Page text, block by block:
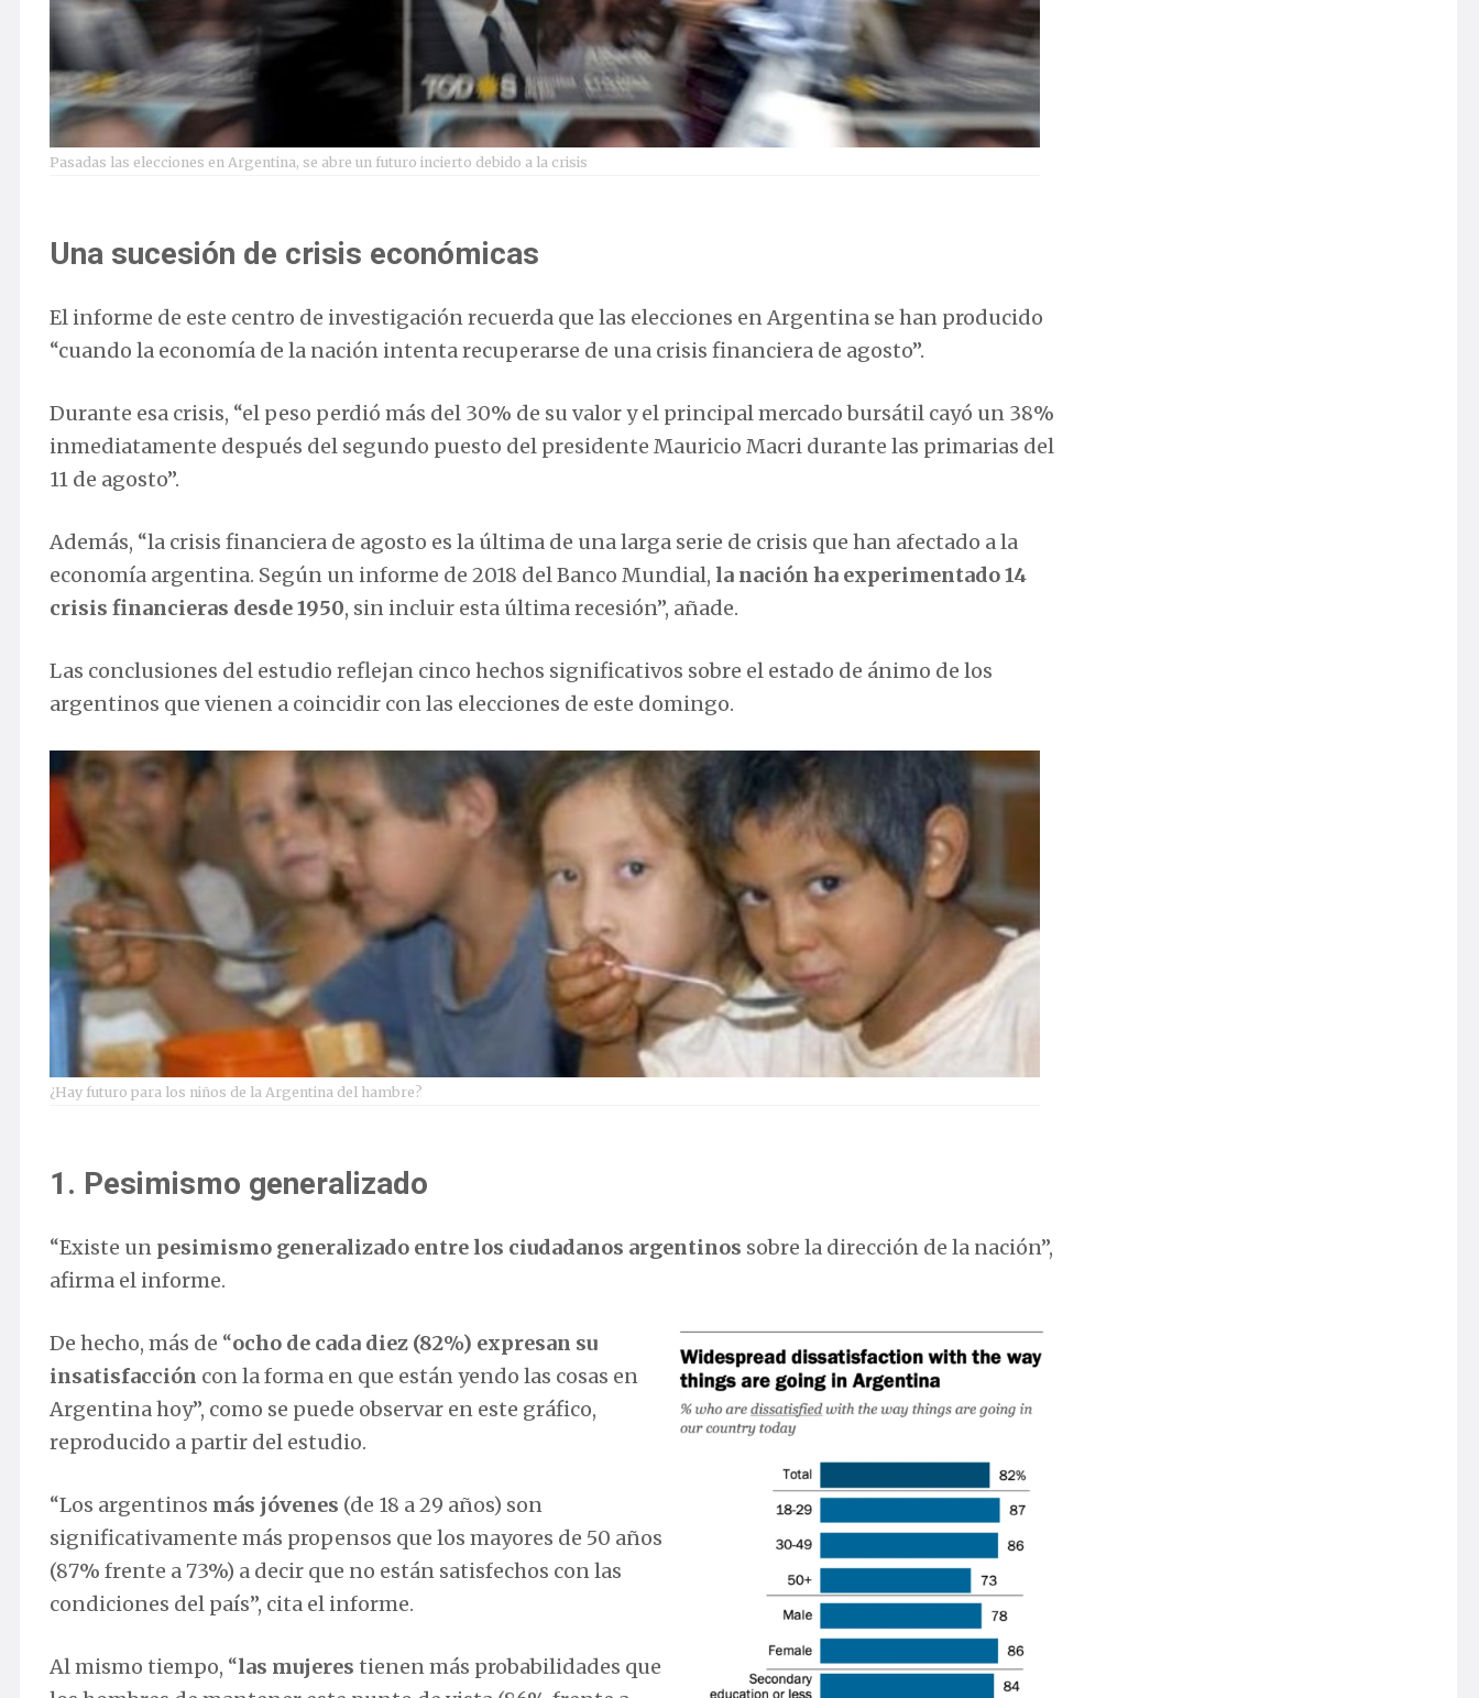
Pasadas las elecciones en Argentina, se abre un futuro incierto debido a la crisis
Una sucesión de crisis económicas
El informe de este centro de investigación recuerda que las elecciones en Argentina se han producido
“cuando la economía de la nación intenta recuperarse de una crisis financiera de agosto”.
Durante esa crisis, “el peso perdió más del 30% de su valor y el principal mercado bursátil cayó un 38%
inmediatamente después del segundo puesto del presidente Mauricio Macri durante las primarias del
11 de agosto”.
Además, “la crisis financiera de agosto es la última de una larga serie de crisis que han afectado a la
economía argentina. Según un informe de 2018 del Banco Mundial, la nación ha experimentado 14
crisis financieras desde 1950, sin incluir esta última recesión”, añade.
Las conclusiones del estudio reflejan cinco hechos significativos sobre el estado de ánimo de los
argentinos que vienen a coincidir con las elecciones de este domingo.
¿Hay futuro para los niños de la Argentina del hambre?
1. Pesimismo generalizado
“Existe un pesimismo generalizado entre los ciudadanos argentinos sobre la dirección de la nación”,
afirma el informe.
De hecho, más de “ocho de cada diez (82%) expresan su
insatisfacción con la forma en que están yendo las cosas en
Argentina hoy”, como se puede observar en este gráfico,
reproducido a partir del estudio.
“Los argentinos más jóvenes (de 18 a 29 años) son
significativamente más propensos que los mayores de 50 años
(87% frente a 73%) a decir que no están satisfechos con las
condiciones del país”, cita el informe.
Al mismo tiempo, “las mujeres tienen más probabilidades que